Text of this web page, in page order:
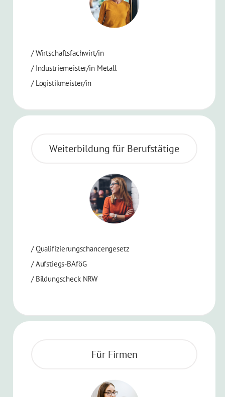
/Wirtschaftsfachwirt/in
/ Industriemeister/in Metall
/ Logistikmeister/in
Weiterbildung für Berufstätige
/ Qualifizierungschancengesetz
/ Aufstiegs-BAföG
/ Bildungscheck NRW
Für Firmen